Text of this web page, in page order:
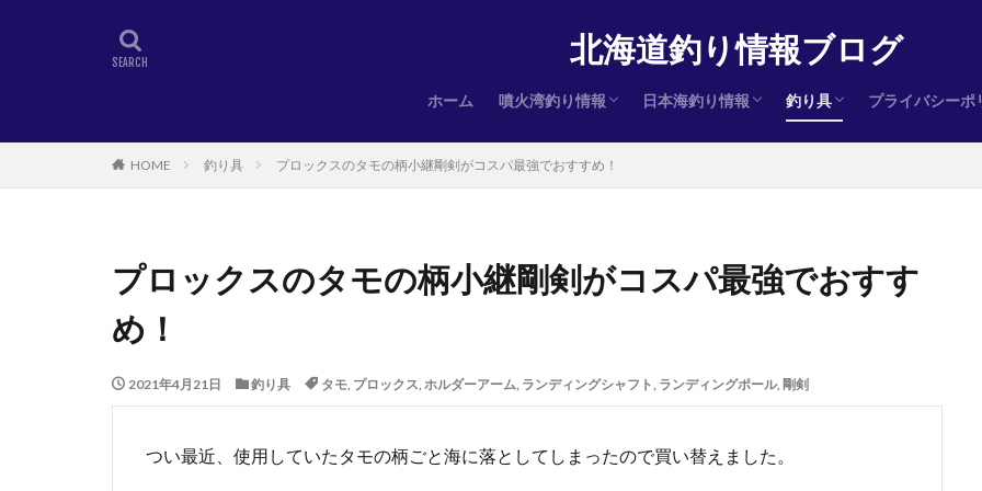
北海道釣り情報ブログ
ホーム 噴火湾釣り情報
ヒラメ
サクラマス
アキアジ（鮭）
日本海釣り情報
ヒラメ
サクラマス
アキアジ（鮭）
釣り具
ヒラメ
サクラマス
アキアジ（鮭）
インプレ
プライバシーポ
HOME 釣り具 プロックスのタモの柄小継剛剣がコスパ最強でおすすめ！
プロックスのタモの柄小継剛剣がコスパ最強でおすす
め！
2021年4月21日 釣り具 タモ, プロックス, ホルダーアーム, ランディングシャフト, ランディングポール, 剛剣
つい最近、使用していたタモの柄ごと海に落としてしまったので買い替えました。